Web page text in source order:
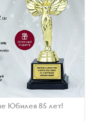
Юбилея 85 лет!